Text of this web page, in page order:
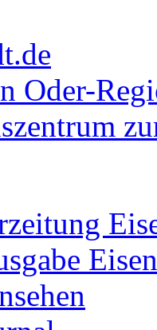
Oder-